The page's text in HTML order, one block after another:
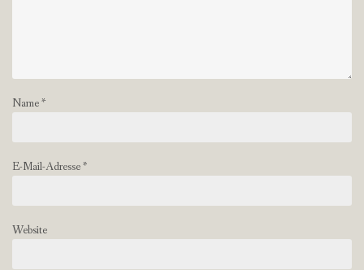
Name*
E-Mail-Adresse*
Website